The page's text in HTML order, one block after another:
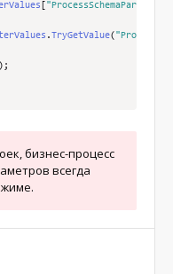
.TryGetValue(
);
бизнес-процесс
всегда